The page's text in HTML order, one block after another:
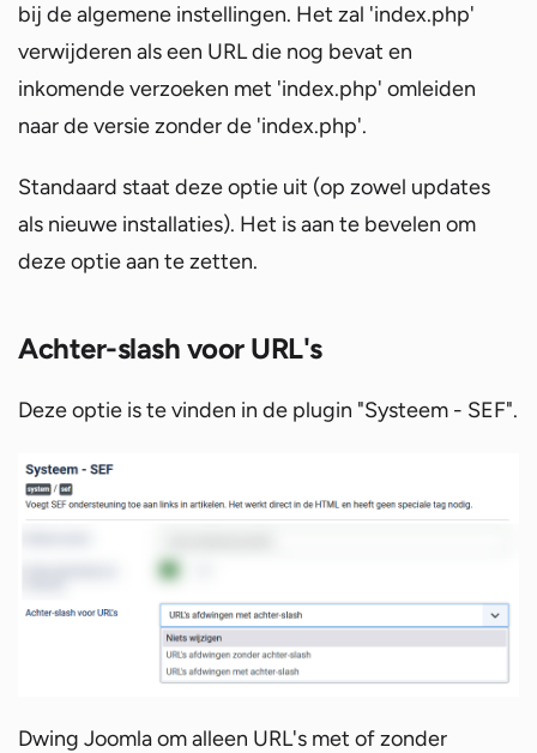
bij de algemene instellingen. Het zal 'index.php'
verwijderen als een URL die nog bevat en
inkomende verzoeken met 'index.php' omleiden
naar de versie zonder de 'index.php'.
Standaard staat deze optie uit (op zowel updates
als nieuwe installaties). Het is aan te bevelen om
deze optie aan te zetten.
Achter-slash voor URL's
Deze optie is te vinden in de plugin "Systeem - SEF".
Dwing Joomla om alleen URL's met of zonder